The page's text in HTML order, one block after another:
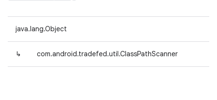
java.lang.Object
↳ com.android.tradefed.util.ClassPathScanner